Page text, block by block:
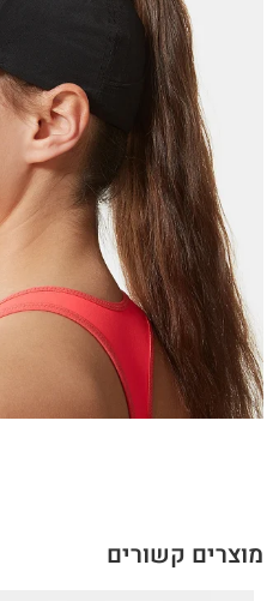
מוצרים קשורים